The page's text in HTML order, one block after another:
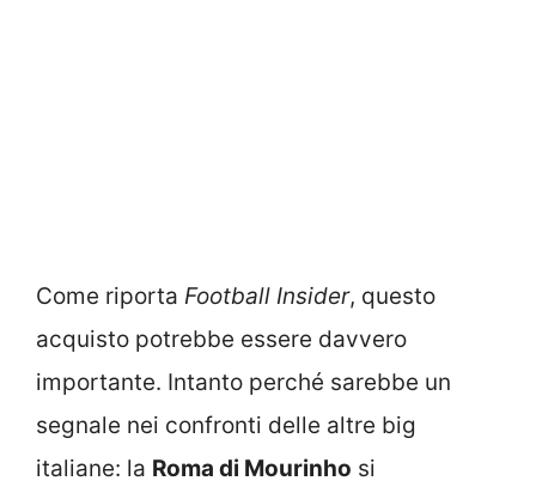
Come riporta Football Insider, questo
acquisto potrebbe essere davvero
importante. Intanto perché sarebbe un
segnale nei confronti delle altre big
italiane: la Roma di Mourinho si